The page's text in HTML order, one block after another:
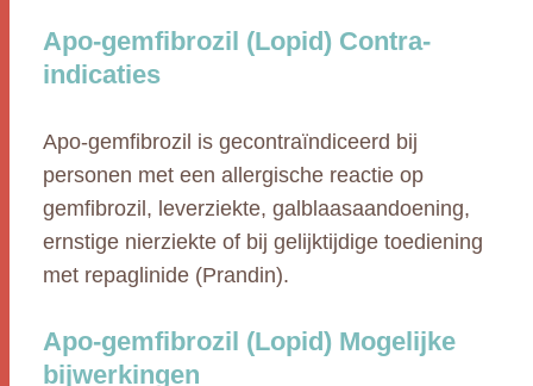
Apo-gemfibrozil (Lopid) Contra-
indicaties
Apo-gemfibrozil is gecontraïndiceerd bij
personen met een allergische reactie op
gemfibrozil, leverziekte, galblaasaandoening,
ernstige nierziekte of bij gelijktijdige toediening
met repaglinide (Prandin).
Apo-gemfibrozil (Lopid) Mogelijke
bijwerkingen